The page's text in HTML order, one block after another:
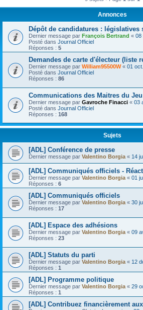
Annonces
Dépôt de candidatures : législatives
Dernier message par François Bertrand « 08
Posté dans Journal Officiel
Réponses : 5
Demandes de carte d'électeur (liste
Dernier message par William95500W« 01
Posté dans Journal Officiel
Réponses : 86
Communications des Maitres du Jeu
Dernier message par Gavroche Finacci « 03
Posté dans Journal Officiel
Réponses : 168
Sujets
[ADL] Conférence de presse
Dernier message par Valentino Borgia « 14
[ADL] Communiqués officiels -
Dernier message par Valentino Borgia « 01
Réponses : 6
[ADL] Communiqués officiels
Dernier message par Valentino Borgia « 30
Réponses : 17
[ADL] Espace des adhésions
Dernier message par Valentino Borgia « 09
Réponses : 23
[ADL] Statuts du parti
Dernier message par Valentino Borgia « 12
Réponses : 1
[ADL] Programme politique
Dernier message par Valentino Borgia « 29
Réponses : 1
[ADL] Contribuez financièrement